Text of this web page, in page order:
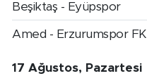
Beşiktaş - Eyüpspor
Amed - Erzurumspor FK
17 Ağustos, Pazartesi